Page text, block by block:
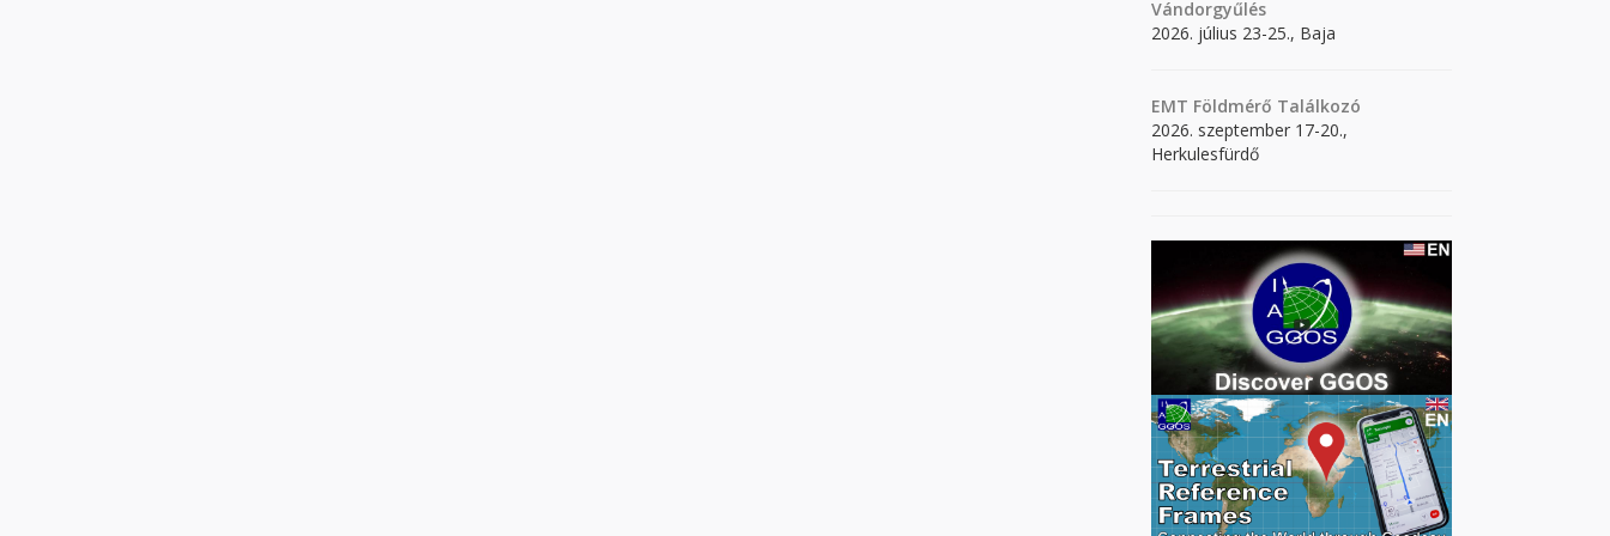
Vándorgyűlés
2026. július 23-25., Baja
EMT Földmérő Találkozó
2026. szeptember 17-20.,
Herkulesfürdő